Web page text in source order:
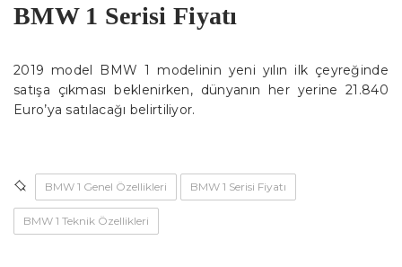
BMW 1 Serisi Fiyatı
2019 model BMW 1 modelinin yeni yılın ilk çeyreğinde
satışa çıkması beklenirken, dünyanın her yerine 21.840
Euro’ya satılacağı belirtiliyor.
BMW 1 Genel Özellikleri BMW 1 Serisi Fiyatı
BMW 1 Teknik Özellikleri